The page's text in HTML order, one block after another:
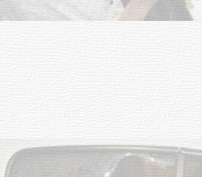
personas en situación de